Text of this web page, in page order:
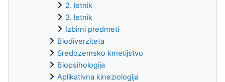
2. letnik
3. letnik
Izbirni predmeti
Biodiverziteta
Sredozemsko kmetijstvo
Biopsihologija
Aplikativna kineziologija